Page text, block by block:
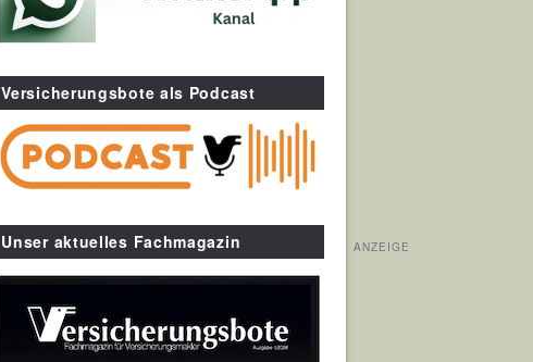
Versicherungsbote als Podcast
Unser aktuelles Fachmagazin ANZEIGE